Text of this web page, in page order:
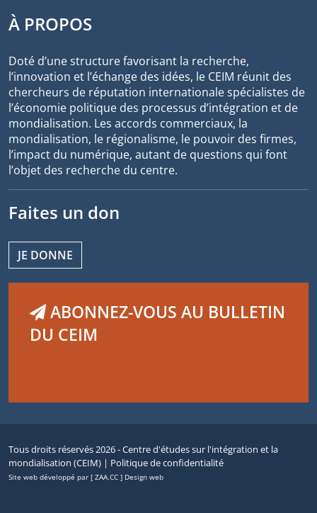
À PROPOS
Doté d’une structure favorisant la recherche,
l’innovation et l’échange des idées, le CEIM réunit des
chercheurs de réputation internationale spécialistes de
l’économie politique des processus d’intégration et de
mondialisation. Les accords commerciaux, la
mondialisation, le régionalisme, le pouvoir des firmes,
l’impact du numérique, autant de questions qui font
l’objet des recherche du centre.
Faites un don
JE DONNE
ABONNEZ-VOUS AU BULLETIN
DU CEIM
Tous droits réservés 2026 - Centre d'études sur l'intégration et la
mondialisation (CEIM) | Politique de confidentialité
Site web développé par [ ZAA.CC ] Design web